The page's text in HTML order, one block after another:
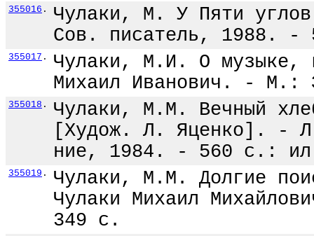
355016 .
Чулаки, М. У Пяти
Сов. писатель, 1988. -
355017 .
Чулаки, М.И. О музыке,
Михаил Иванович. -
355018 .
Чулаки, М.М. Вечный
[Худож. Л. Яценко]. -
ние, 1984. - 560 с.:
355019 .
Чулаки, М.М. Долгие
Чулаки Михаил
349 с.